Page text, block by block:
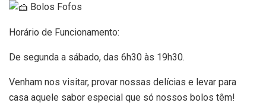
Bolos Fofos
Horário de Funcionamento:
De segunda a sábado, das 6h30 às 19h30.
Venham nos visitar, provar nossas delícias e levar para
casa aquele sabor especial que só nossos bolos têm!